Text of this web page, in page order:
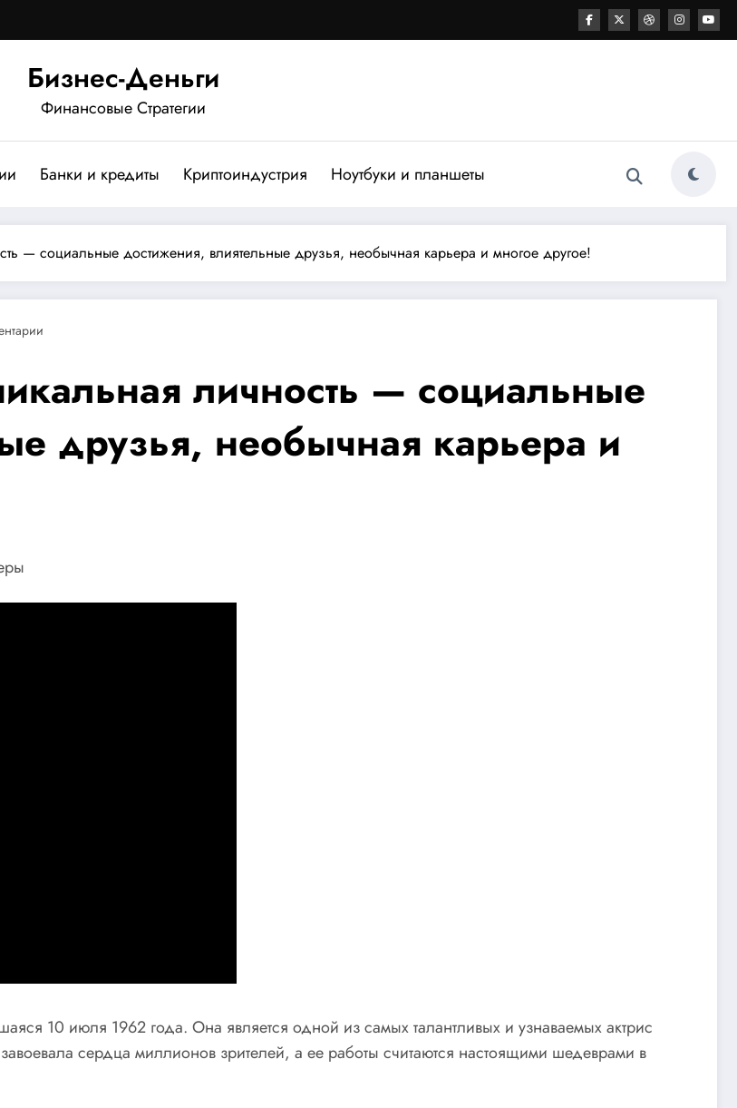
Бизнес-Деньги
Финансовые Стратегии
Банки и кредиты Криптоиндустрия Ноутбуки и планшеты
— социальные достижения, влиятельные друзья, необычная карьера и многое другое!
личность — социальные
друзья, необычная карьера и
10 июля 1962 года. Она является одной из самых талантливых и узнаваемых актрис
сердца миллионов зрителей, а ее работы считаются настоящими шедеврами в